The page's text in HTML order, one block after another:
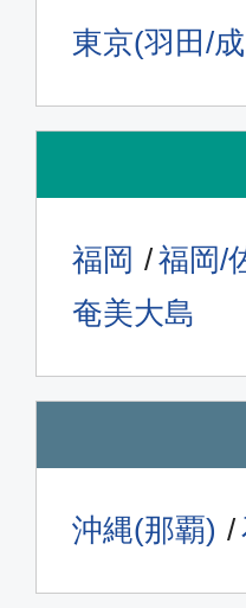
ANA096
ANA992
東京(羽田/
福岡 福岡/
奄美大島
沖縄(那覇)